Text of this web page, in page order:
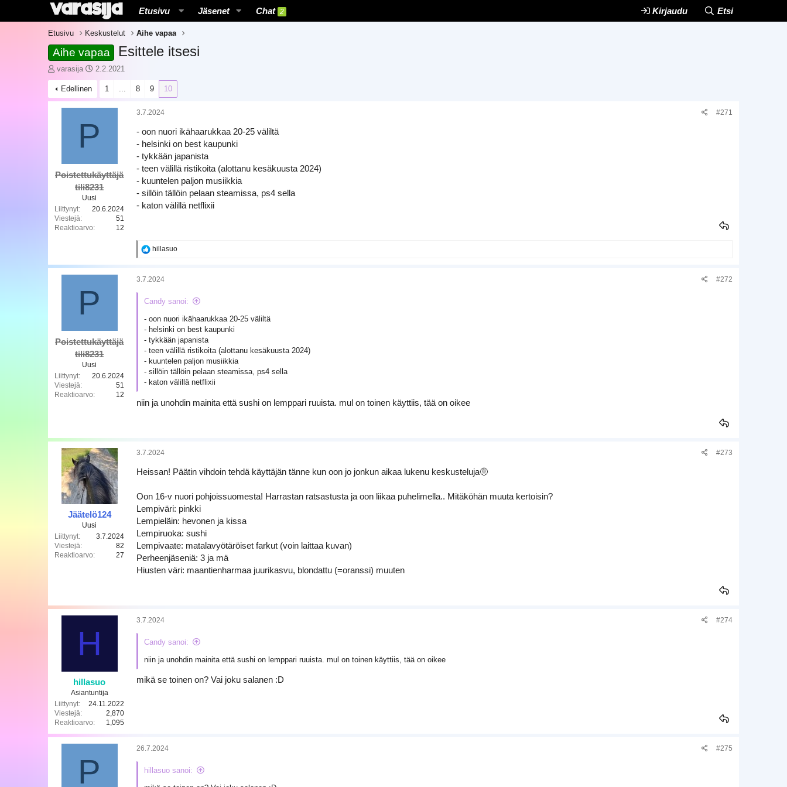
Etusivu Jäsenet Chat 2 Kirjaudu Etsi
Etusivu Keskustelut Aihe vapaa
Aihe vapaa Esittele itsesi
K
e
s
k
n
o
i
t
a
varasija
A
l
i
t
s
i
v
ä
m
ä
2.2.2021
Edellinen 1 ... 8 9 10
P
Poistettukäyttäjä
tili8231
Uusi
Liittynyt
20.6.2024
Viestejä
51
Reaktioarvo
12
3.7.2024 #271
- oon nuori ikähaarukkaa 20-25 väliltä
- helsinki on best kaupunki
- tykkään japanista
- teen välillä ristikoita (alottanu kesäkuusta 2024)
- kuuntelen paljon musiikkia
- sillöin tällöin pelaan steamissa, ps4 sella
- katon välillä netflixii
R
k
o
:
hillasuo
P
Poistettukäyttäjä
tili8231
Uusi
Liittynyt
20.6.2024
Viestejä
51
Reaktioarvo
12
3.7.2024 #272
Candy sanoi:
- oon nuori ikähaarukkaa 20-25 väliltä
- helsinki on best kaupunki
- tykkään japanista
- teen välillä ristikoita (alottanu kesäkuusta 2024)
- kuuntelen paljon musiikkia
- sillöin tällöin pelaan steamissa, ps4 sella
- katon välillä netflixii
niin ja unohdin mainita että sushi on lemppari ruuista. mul on toinen käyttiis, tää on oikee
Jäätelö124
Uusi
Liittynyt
3.7.2024
Viestejä
82
Reaktioarvo
27
3.7.2024 #273
Heissan! Päätin vihdoin tehdä käyttäjän tänne kun oon jo jonkun aikaa lukenu keskusteluja🤨
Oon 16-v nuori pohjoissuomesta! Harrastan ratsastusta ja oon liikaa puhelimella.. Mitäköhän muuta kertoisin?
Lempiväri: pinkki
Lempieläin: hevonen ja kissa
Lempiruoka: sushi
Lempivaate: matalavyötäröiset farkut (voin laittaa kuvan)
Perheenjäseniä: 3 ja mä
Hiusten väri: maantienharmaa juurikasvu, blondattu (=oranssi) muuten
H
hillasuo
Asiantuntija
Liittynyt
24.11.2022
Viestejä
2,870
Reaktioarvo
1,095
3.7.2024 #274
Candy sanoi:
niin ja unohdin mainita että sushi on lemppari ruuista. mul on toinen käyttiis, tää on oikee
mikä se toinen on? Vai joku salanen :D
P
26.7.2024 #275
hillasuo sanoi: